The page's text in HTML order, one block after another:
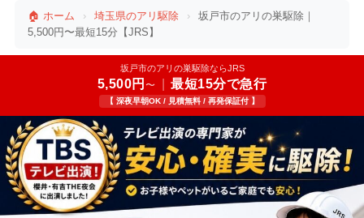
🏠 ホーム › 埼玉県のアリ駆除 ›
坂戸市のアリの巣駆除｜
5,500円〜最短15分【JRS】
坂戸市のアリの巣駆除ならJRS
5,500円 〜 最短15分で急行
【 深夜早朝OK / 見積無料 / 再発保証付 】